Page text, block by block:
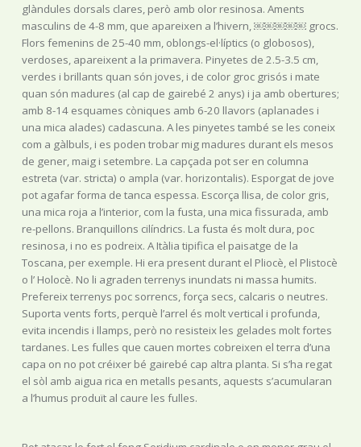
glàndules dorsals clares, però amb olor resinosa. Aments
masculins de 4-8 mm, que apareixen a l’hivern, ￼￼￼￼￼ grocs.
Flors femenins de 25-40 mm, oblongs-el·líptics (o globosos),
verdoses, apareixent a la primavera. Pinyetes de 2.5-3.5 cm,
verdes i brillants quan són joves, i de color groc grisós i mate
quan són madures (al cap de gairebé 2 anys) i ja amb obertures;
amb 8-14 esquames còniques amb 6-20 llavors (aplanades i
una mica alades) cadascuna. A les pinyetes també se les coneix
com a gàlbuls, i es poden trobar mig madures durant els mesos
de gener, maig i setembre. La capçada pot ser en columna
estreta (var. stricta) o ampla (var. horizontalis). Esporgat de jove
pot agafar forma de tanca espessa. Escorça llisa, de color gris,
una mica roja a l’interior, com la fusta, una mica fissurada, amb
re-pellons. Branquillons cilíndrics. La fusta és molt dura, poc
resinosa, i no es podreix. A Itàlia tipifica el paisatge de la
Toscana, per exemple. Hi era present durant el Pliocè, el Plistocè
o l’ Holocè. No li agraden terrenys inundats ni massa humits.
Prefereix terrenys poc sorrencs, força secs, calcaris o neutres.
Suporta vents forts, perquè l’arrel és molt vertical i profunda,
evita incendis i llamps, però no resisteix les gelades molt fortes
tardanes. Les fulles que cauen mortes cobreixen el terra d’una
capa on no pot créixer bé gairebé cap altra planta. Si s’ha regat
el sòl amb aigua rica en metalls pesants, aquests s’acumularan
a l’humus produït al caure les fulles.